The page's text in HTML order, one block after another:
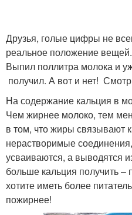
Друзья, голые цифры не
реальное положение
Выпил поллитра молока и
получил. А вот и нет!
На содержание кальция в
Чем жирнее молоко, тем
в том, что жиры связывают
нерастворимые
усваиваются, а выводятся
больше кальция получить
хотите иметь более
пожирнее!